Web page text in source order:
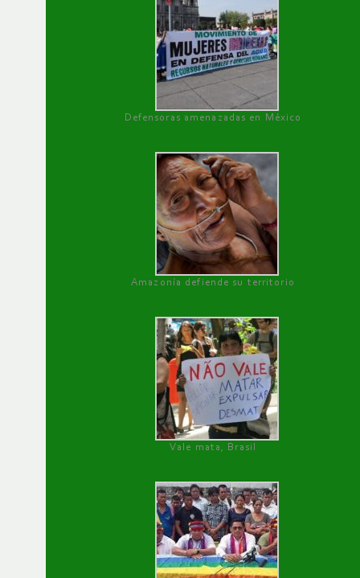
Defensoras amenazadas en México
Amazonía defiende su territorio
Vale mata, Brasil